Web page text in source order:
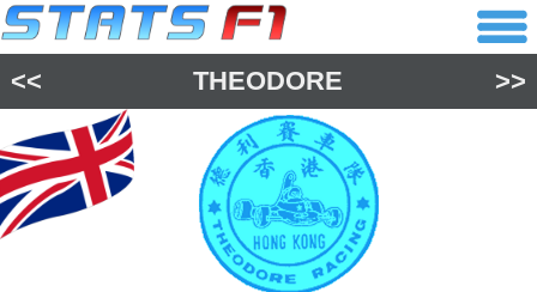
<< THEODORE >>